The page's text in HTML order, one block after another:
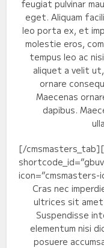
feugiat pulvinar
eget. Aliquam
leo porta ex, et
molestie eros,
tempus leo ac
aliquet a velit
ornare
Maecenas
dapibus.
[/
icon=”cmsmasters-
Cras nec
ultrices sit amet
Suspendisse
elementum nisi
posuere